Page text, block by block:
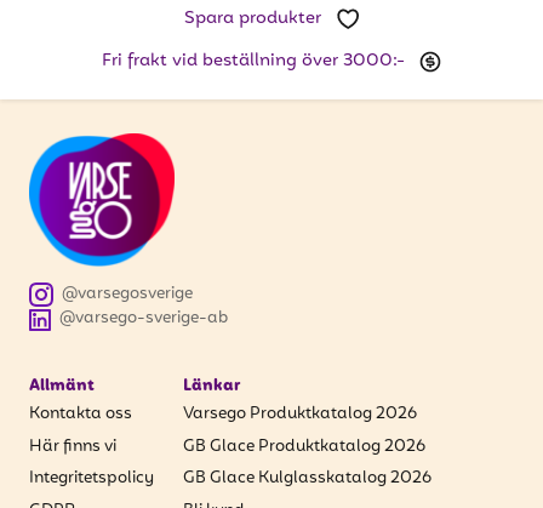
Spara produkter
Fri frakt vid beställning över 3000:-
@varsego-sverige-ab
@varsegosverige
Allmänt
Kontakta oss
Här finns vi
Integritetspolicy
Länkar
Varsego Produktkatalog 2026
GB Glace Produktkatalog 2026
GB Glace Kulglasskatalog 2026